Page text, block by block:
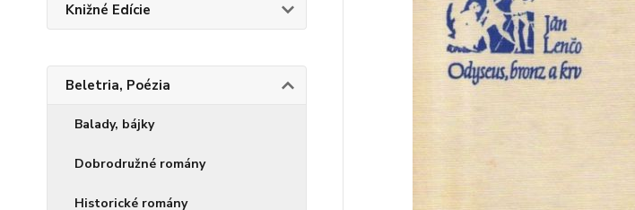
Knižné Edície
Beletria, Poézia
Balady, bájky
Dobrodružné romány
Historické romány